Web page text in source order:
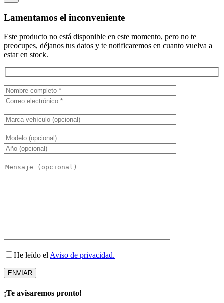
Lamentamos el inconveniente
Este producto no está disponible en este momento, pero no te
preocupes, déjanos tus datos y te notificaremos en cuanto vuelva a
estar en stock.
He leído el Aviso de privacidad.
¡Te avisaremos pronto!